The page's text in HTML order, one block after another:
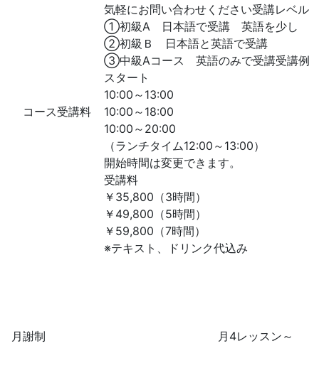
コース受講料
気軽にお問い合わせください受講レベル
①初級A 日本語で受講 英語を少し
②初級Ｂ 日本語と英語で受講
③中級Aコース 英語のみで受講受講例
スタート
10:00～13:00
10:00～18:00
10:00～20:00
（ランチタイム12:00～13:00）
開始時間は変更できます。
受講料
￥35,800（3時間）
￥49,800（5時間）
￥59,800（7時間）
※テキスト、ドリンク代込み
月謝制 月4レッスン～